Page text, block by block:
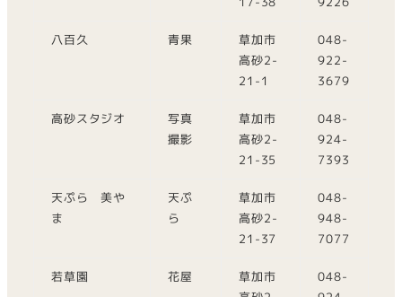
八百久 青果
草加市
高砂2-
21-1
048-
922-
3679
高砂スタジオ
写真
撮影
草加市
高砂2-
21-35
048-
924-
7393
天ぷら 美や
ま
天ぷ
ら
草加市
高砂2-
21-37
048-
948-
7077
若草園 花屋
草加市
048-